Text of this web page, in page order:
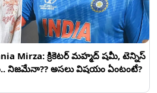
Mirza: క్రికెటర్ మహ్మద్ షమీ, టెన్నిస్
అసలు విషయం ఏంటంటే?